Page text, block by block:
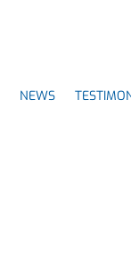
NEWS